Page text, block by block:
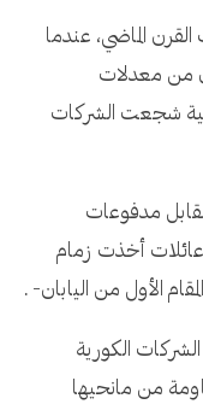
الماضي، عندما
من معدلات
شجعت الشركات
مدفوعات
أخذت زمام
الأول من اليابان- .
الكورية
من مانحيها